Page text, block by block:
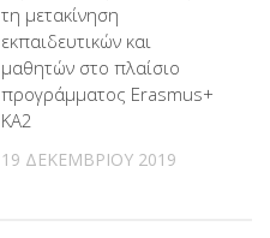
τη μετακίνηση
εκπαιδευτικών και
μαθητών στο πλαίσιο
προγράμματος Erasmus+
ΚΑ2
19 ΔΕΚΕΜΒΡΊΟΥ 2019